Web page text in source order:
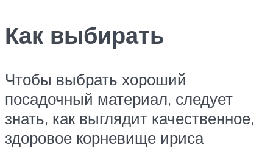
Как выбирать
Чтобы выбрать хороший
посадочный материал, следует
знать, как выглядит качественное,
здоровое корневище ириса